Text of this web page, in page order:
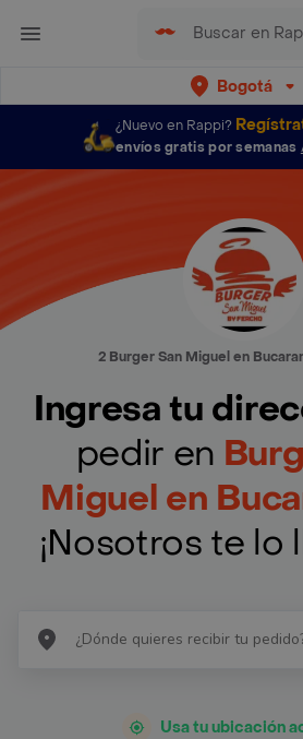
Bogotá
¿Nuevo en Rappi?
envíos gratis por semanas
2 Burger San Miguel en
Ingresa tu
pedir en
Miguel en
¡Nosotros te lo
Usa tu ubicación